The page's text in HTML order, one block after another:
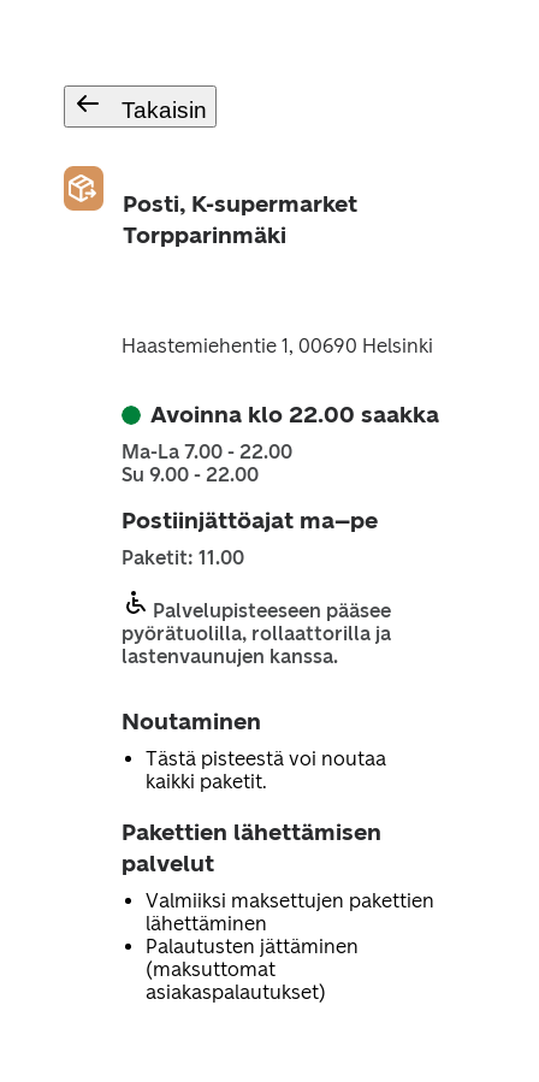
Takaisin
Posti, K-supermarket
Torpparinmäki
Haastemiehentie 1, 00690 Helsinki
Avoinna klo 22.00 saakka
Ma-La 7.00 - 22.00
Su 9.00 - 22.00
Postiinjättöajat ma–pe
Paketit: 11.00
Palvelupisteeseen pääsee
pyörätuolilla, rollaattorilla ja
lastenvaunujen kanssa.
Noutaminen
Tästä pisteestä voi noutaa
kaikki paketit.
Pakettien lähettämisen
palvelut
Valmiiksi maksettujen pakettien
lähettäminen
Palautusten jättäminen
(maksuttomat
asiakaspalautukset)